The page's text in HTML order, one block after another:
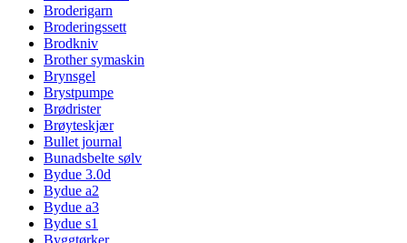
Broderigarn
Broderingssett
Brodkniv
Brother symaskin
Brynsgel
Brystpumpe
Brødrister
Brøyteskjær
Bullet journal
Bunadsbelte sølv
Bydue 3.0d
Bydue a2
Bydue a3
Bydue s1
Byggtørker